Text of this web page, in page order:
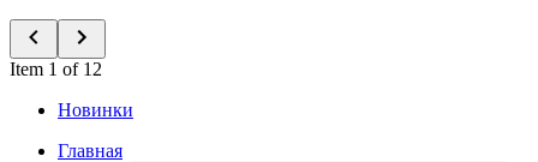
Item 1 of 12
Новинки
Главная